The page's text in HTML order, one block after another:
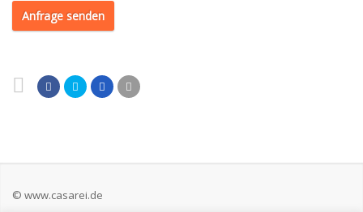
Anfrage senden
© www.casarei.de